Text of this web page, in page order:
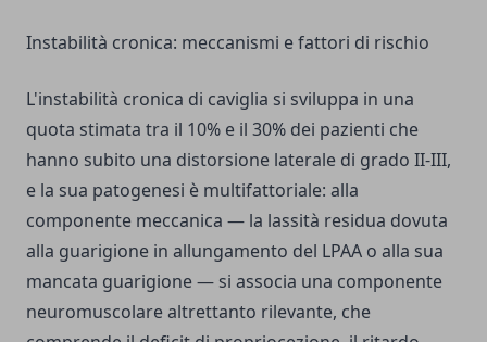
Instabilità cronica: meccanismi e fattori di rischio
L'instabilità cronica di caviglia si sviluppa in una
quota stimata tra il 10% e il 30% dei pazienti che
hanno subito una distorsione laterale di grado II-III,
e la sua patogenesi è multifattoriale: alla
componente meccanica — la lassità residua dovuta
alla guarigione in allungamento del LPAA o alla sua
mancata guarigione — si associa una componente
neuromuscolare altrettanto rilevante, che